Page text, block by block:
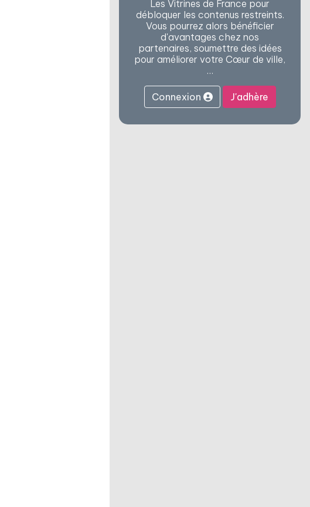
Les Vitrines de France pour
débloquer les contenus restreints.
Vous pourrez alors bénéficier
d'avantages chez nos
partenaires, soumettre des idées
pour améliorer votre Cœur de ville,
…
Connexion J'adhère